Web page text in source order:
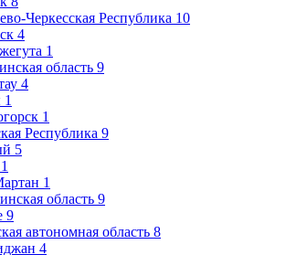
Черкесская Республика 10
4
1
область 9
4
1
1
Республика 9
5
1
1
область 9
9
автономная область 8
4